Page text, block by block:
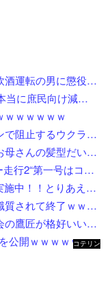
【続報】大学生を殺した小樽市の極悪飲酒運転の男に懲役4年6ヶ月の判決。
年収1000万超が一番得する模様…これ本当に庶民向け減税か？
ｗｗｗｗｗｗ
【動画】ロシア軍の燃料輸送をドローンで阻止するウクライナ。
【画像】外国人「日本のアニメ漫画のお母さんの髪型だいたいこれだよなwwwwwwwww」←コレは分かるw w w w w w w w
2026年 F1 第11戦 ハンガリーGP フリー走行2“第一号はコラピント”
【期間限定】MGS動画が100円セール実施中！！とりあえず全部買うやろｗｗｗｗｗ
「これから強盗行きます」→出発前に職質されて終了ｗｗｗｗｗｗｗｗ
【動画】鷹で駅前の害鳥を追い払う都会の鷹匠が格好いいｗｗｗｗ
元TOKIO山口達也、家賃3.4万円の新居を公開ｗｗｗｗｗｗｗｗ
コテリン